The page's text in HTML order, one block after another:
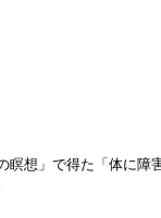
想」で得た「体に障